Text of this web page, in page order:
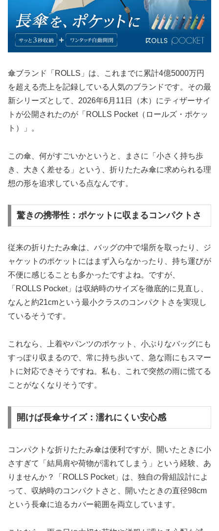
傘ブランド「ROLLS」は、これまでに累計4億5000万円
を超える売上を記録している人気のブランドです。その最
新シリーズとして、2026年6月11日（木）にティザーサイ
トが公開されたのが「ROLLS Pocket（ロールズ・ポケッ
ト）」。
この傘、何がすごいかというと、まさに「小さく持ち歩
き、大きく差せる」という、折りたたみ傘に求められる理
想の形を追求している点なんです。
驚きの携帯性：ポケットに収まるコンパクトさ
従来の折りたたみ傘は、バッグの中で場所を取ったり、ジ
ャケットのポケットにはまず入らなかったり、持ち運びが
不便に感じることも多かったですよね。ですが、
「ROLLS Pocket」は収納時のサイズを徹底的に見直し、
なんと約21cmという最小クラスのコンパクトさを実現し
ているそうです。
これなら、上着やパンツのポケット、小ぶりなバッグにも
すっぽり収まるので、常に持ち歩いて、急な雨にもスマー
トに対応できそうですね。私も、これで突然の雨に慌てる
ことがなくなりそうです。
開けば長傘サイズ：濡れにくい安心感
コンパクトな折りたたみ傘は便利ですが、開いたときに小
さすぎて「結局肩や荷物が濡れてしまう」という経験、あ
りませんか？「ROLLS Pocket」は、独自の骨組設計によ
って、収納時のコンパクトさと、開いたときの直径98cm
という長傘に迫るカバー範囲を両立しています。